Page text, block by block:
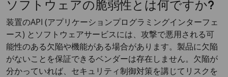
ソフトウェアの脆弱性とは何ですか?
装置のAPI (アプリケーションプログラミングインターフェ
ース) とソフトウェアサービスには、攻撃で悪用される可
能性のある欠陥や機能がある場合があります。製品に欠陥
がないことを保証できるベンダーは存在しません。欠陥が
分かっていれば、セキュリティ制御対策を講じてリスクを